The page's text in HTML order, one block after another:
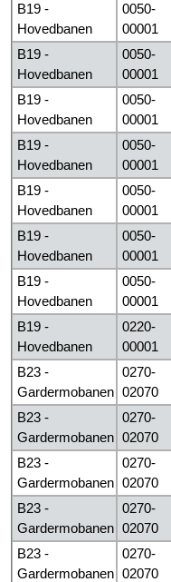
B19 -
Hovedbanen
0050-
00001
B19 -
Hovedbanen
0050-
00001
B19 -
Hovedbanen
0050-
00001
B19 -
Hovedbanen
0050-
00001
B19 -
Hovedbanen
0050-
00001
B19 -
Hovedbanen
0050-
00001
B19 -
Hovedbanen
0050-
00001
B19 -
Hovedbanen
0220-
00001
B23 -
Gardermobanen
0270-
02070
B23 -
Gardermobanen
0270-
02070
B23 -
Gardermobanen
0270-
02070
B23 -
Gardermobanen
0270-
02070
B23 -
Gardermobanen
0270-
02070